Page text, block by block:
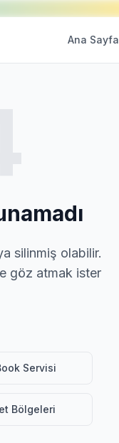
Ana Sayfa
silinmiş olabilir.
göz atmak ister
Servisi
Bölgeleri